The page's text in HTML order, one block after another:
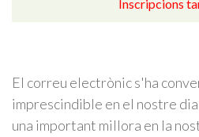
Inscripcions
El correu electrònic s'ha
imprescindible en el nostre
una important millora en la